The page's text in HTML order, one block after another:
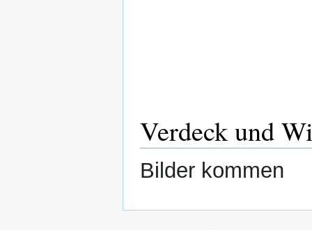
Verdeck und
Bilder kommen